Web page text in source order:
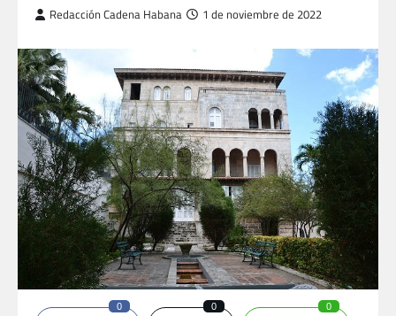
Redacción Cadena Habana 1 de noviembre de 2022
0 0 0